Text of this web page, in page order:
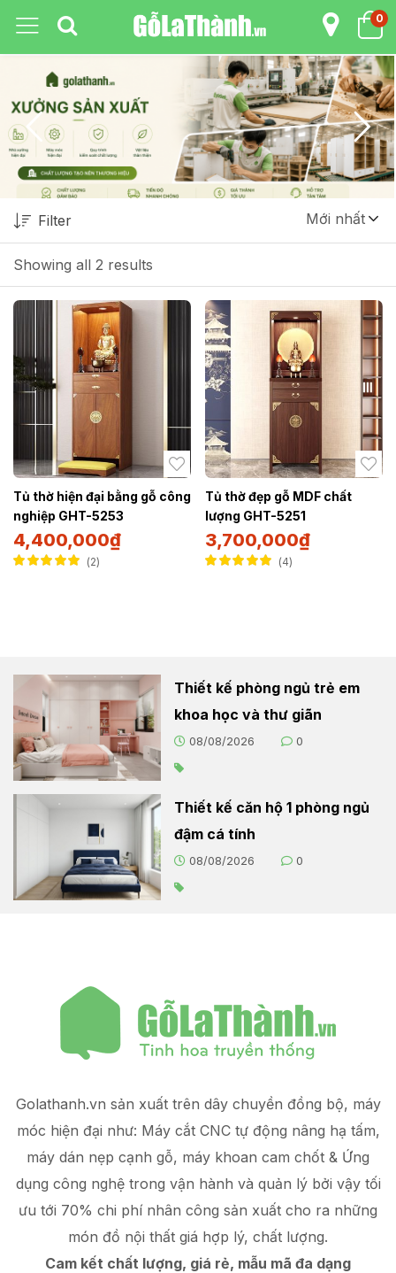
0
Showing all 2 results
Filter Mới nhất
Tủ thờ hiện đại bằng gỗ công
nghiệp GHT-5253
4,400,000₫
2
Tủ thờ đẹp gỗ MDF chất
lượng GHT-5251
3,700,000₫
4
Thiết kế phòng ngủ trẻ em
khoa học và thư giãn
08/08/2026 0
Thiết kế căn hộ 1 phòng ngủ
đậm cá tính
08/08/2026 0
Golathanh.vn sản xuất trên dây chuyền đồng bộ, máy
móc hiện đại như: Máy cắt CNC tự động nâng hạ tấm,
máy dán nẹp cạnh gỗ, máy khoan cam chốt & Ứng
dụng công nghệ trong vận hành và quản lý bởi vậy tối
ưu tới 70% chi phí nhân công sản xuất cho ra những
món đồ nội thất giá hợp lý, chất lượng.
Cam kết chất lượng, giá rẻ, mẫu mã đa dạng